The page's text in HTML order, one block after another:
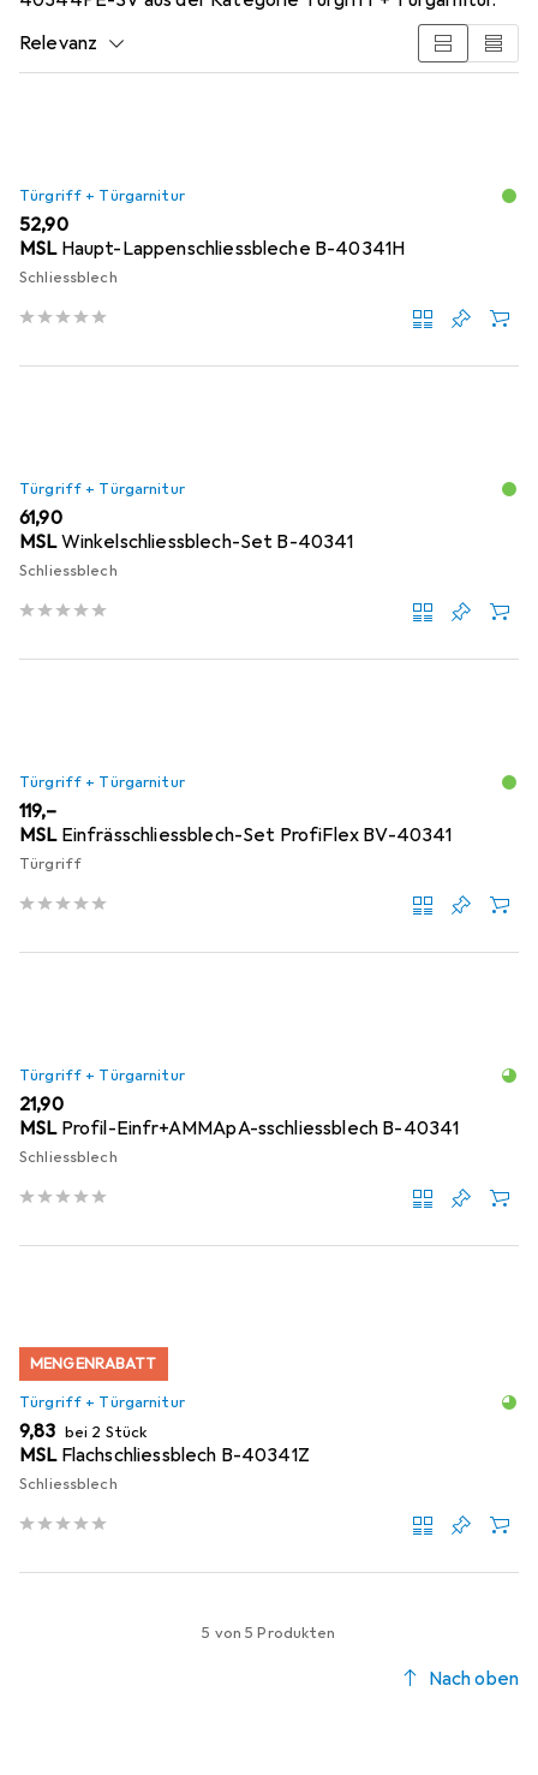
Relevanz
Türgriff + Türgarnitur
EUR
52,90
MSL Haupt-Lappenschliessbleche B-40341H
Schliessblech
Türgriff + Türgarnitur
EUR
61,90
MSLWinkelschliessblech-Set B-40341
Schliessblech
Türgriff + Türgarnitur
EUR
119,–
MSL Einfrässchliessblech-Set ProfiFlex BV-40341
Türgriff
Türgriff + Türgarnitur
EUR
21,90
MSL Profil-Einfr+AMMApA-sschliessblech B-40341
Schliessblech
MENGENRABATT
Türgriff + Türgarnitur
EUR
9,83 bei 2 Stück
MSL Flachschliessblech B-40341Z
Schliessblech
5 von 5 Produkten
Nach oben